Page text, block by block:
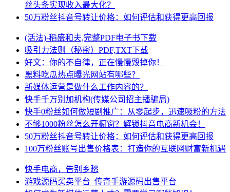
丝头条实现收入最大化？
50万粉丝抖音号转让价格：如何评估和获得更高回报
(活法)-稻盛和夫,完整PDF电子书下载
吸引力法则（秘密）PDF,TXT下载
好文：你的不自律，正在慢慢毁掉你！
黑料吃瓜热点曝光网站有哪些？
新媒体运营是做什么工作内容的？
快手千万别加机构(传媒公司招主播骗局)
快手0粉丝如何做短剧推广：从零起步，迅速吸粉的方法
不够1000粉丝怎么开橱窗？解锁抖音电商新机会！
50万粉丝抖音号转让价格：如何评估和获得更高回报
100万粉丝账号出售价格表：打造你的互联网财富新机遇
快手电商，告别乡愁
游戏源码买卖平台_传奇手游源码出售平台